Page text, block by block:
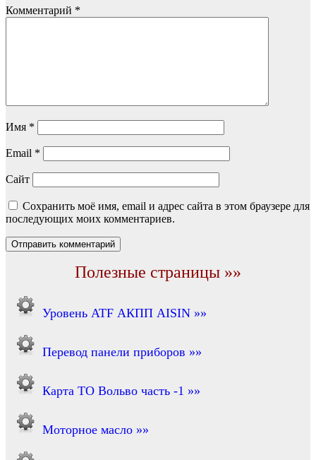
Комментарий *
Имя *
Email *
Сайт
Сохранить моё имя, email и адрес сайта в этом браузере для
последующих моих комментариев.
Полезные страницы »»
Уровень ATF АКПП AISIN »»
Перевод панели приборов »»
Карта ТО Вольво часть -1 »»
Моторное масло »»